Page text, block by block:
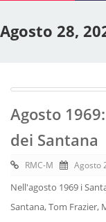
Agosto 28,
Agosto
dei Santana
RMC-M Agosto
Nell'agosto 1969 i
Santana, Tom Frazier,